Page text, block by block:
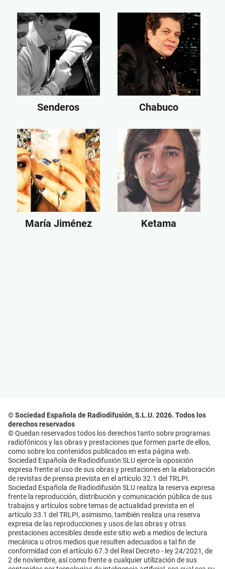
Senderos Chabuco
María Jiménez Ketama
© Sociedad Española de Radiodifusión, S.L.U. 2026. Todos los
derechos reservados
© Quedan reservados todos los derechos tanto sobre programas
radiofónicos y las obras y prestaciones que formen parte de ellos,
como sobre los contenidos publicados en esta página web.
Sociedad Española de Radiodifusión SLU ejerce la oposición
expresa frente al uso de sus obras y prestaciones en la elaboración
de revistas de prensa prevista en el artículo 32.1 del TRLPI.
Sociedad Española de Radiodifusión SLU realiza la reserva expresa
frente la reproducción, distribución y comunicación pública de sus
trabajos y artículos sobre temas de actualidad prevista en el
artículo 33.1 del TRLPI, asimismo, también realiza una reserva
expresa de las reproducciones y usos de las obras y otras
prestaciones accesibles desde este sitio web a medios de lectura
mecánica u otros medios que resulten adecuados a tal fin de
conformidad con el artículo 67.3 del Real Decreto - ley 24/2021, de
2 de noviembre, así como frente a cualquier utilización de sus